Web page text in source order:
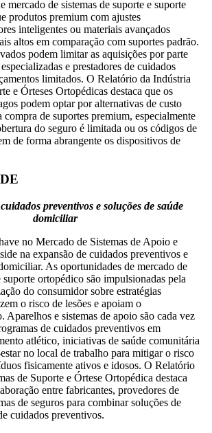
mercado de sistemas de suporte e suporte
produtos premium com ajustes
inteligentes ou materiais avançados
altos em comparação com suportes padrão.
podem limitar as aquisições por parte
e prestadores de cuidados
limitados. O Relatório da Indústria
e Órteses Ortopédicas destaca que os
podem optar por alternativas de custo
de suportes premium, especialmente
do seguro é limitada ou os códigos de
de forma abrangente os dispositivos de
preventivos e soluções de saúde
domiciliar
no Mercado de Sistemas de Apoio e
na expansão de cuidados preventivos e
As oportunidades de mercado de
suporte ortopédico são impulsionadas pela
do consumidor sobre estratégias
o risco de lesões e apoiam o
Aparelhos e sistemas de apoio são cada vez
de cuidados preventivos em
atlético, iniciativas de saúde comunitária
no local de trabalho para mitigar o risco
fisicamente ativos e idosos. O Relatório
de Suporte e Órtese Ortopédica destaca
entre fabricantes, provedores de
de seguros para combinar soluções de
cuidados preventivos.